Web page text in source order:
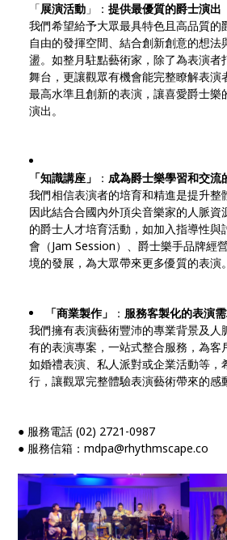
「展演活動 」：提供最優質的爵士演出
我們希望給予大眾最具特色且高品質的
自由的發揮空間、結合創新創意的想法
盪。如整月駐點藝術家，除了為表演者
舞台，更讓觀眾有機會能完整瞭解表演
最高水準且創新的表演，讓喜愛爵士樂
演出。
「知識講座」 ：成為爵士樂學習和交流
我們相信表演者的培育和精進是提升整
因此結合合國內外頂尖音樂家的人脈資
的爵士人才培育活動，如加入指導性與
會（Jam Session）、爵士樂手品牌經
境的發展，為大眾帶來更多優質的表演。
「商業製作」 ： 服務客製化的表演
我們擁有表演藝術豐沛的專業背景及人
有的表演專案，一站式整合服務，為客
如婚禮表演、私人派對或企業活動等，
行，讓觀眾完整體驗表演藝術帶來的感
● 服務電話 (02) 2721-0987
● 服務信箱：mdpa@rhythmscape.co